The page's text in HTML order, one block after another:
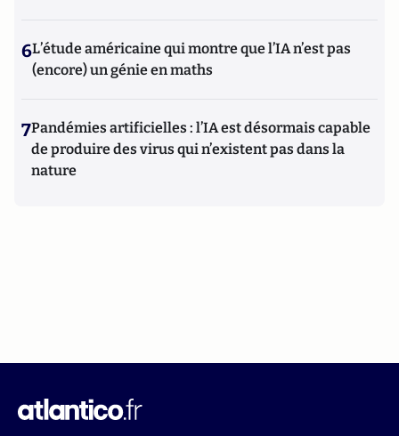
6L’étude américaine qui montre que l’IA n’est pas
(encore) un génie en maths
7Pandémies artificielles : l’IA est désormais capable
de produire des virus qui n’existent pas dans la
nature